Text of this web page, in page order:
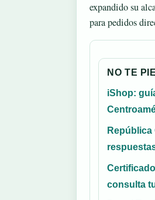
expandido su
para pedidos
NO TE
iShop:
consulta